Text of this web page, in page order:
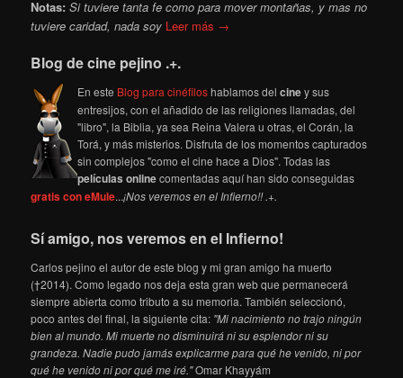
Notas:Si tuviere tanta fe como para mover montañas, y mas no
tuviere caridad, nada soy Leer más →
Blog de cine pejino .+.
En este Blog para cinéfiloshablamos delciney sus
entresijos, con el añadido de las religiones llamadas, del
"libro", la Biblia, ya sea Reina Valera u otras, el Corán, la
Torá, y más misterios. Disfruta de los momentos capturados
sin complejos "como el cine hace a Dios". Todas las
películas onlinecomentadas aquí han sido conseguidas
gratis con eMule...¡Nos veremos en el Infierno!! .+.
Sí amigo, nos veremos en el Infierno!
Carlos pejino el autor de este blog y mi gran amigo ha muerto
(†2014). Como legado nos deja esta gran web que permanecerá
siempre abierta como tributo a su memoria. También seleccionó,
poco antes del final, la siguiente cita: "Mi nacimiento no trajo ningún
bien al mundo. Mi muerte no disminuirá ni su esplendor ni su
grandeza. Nadie pudo jamás explicarme para qué he venido, ni por
qué he venido ni por qué me iré."Omar Khayyám